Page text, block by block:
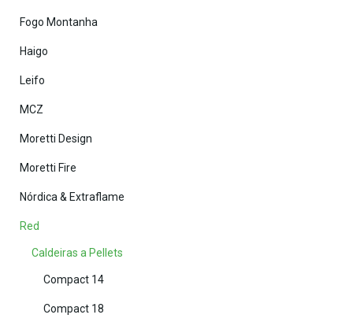
Fogo Montanha
Haigo
Leifo
MCZ
Moretti Design
Moretti Fire
Nórdica & Extraflame
Red
Caldeiras a Pellets
Compact 14
Compact 18